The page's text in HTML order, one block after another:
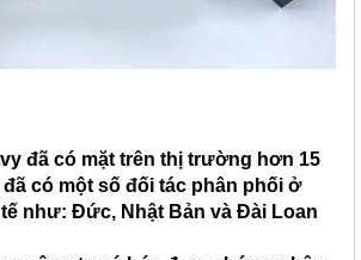
đã có mặt trên thị trường hơn 15
đã có một số đối tác phân phối ở
như: Đức, Nhật Bản và Đài Loan